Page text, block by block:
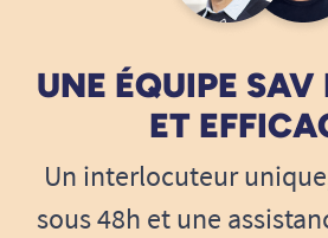
1 2
UNE ÉQUIPE
ET
Un interlocuteur
sous 48h et une